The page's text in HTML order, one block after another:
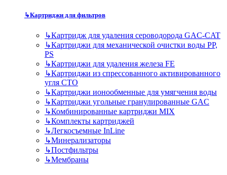
↳Картриджи для фильтров
↳Картридж для удаления сероводорода GAC-CAT
↳Картриджи для механической очистки воды PP,
PS
↳Картриджи для удаления железа FE
↳Картриджи из спрессованного активированного
угля CTO
↳Картриджи ионообменные для умягчения воды
↳Картриджи угольные гранулированные GAC
↳Комбинированные картриджи MIX
↳Комплекты картриджей
↳Легкосъемные InLine
↳Минерализаторы
↳Постфильтры
↳Мембраны